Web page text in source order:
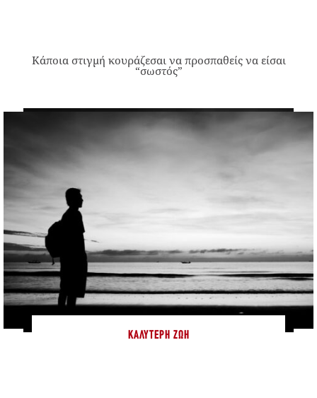
Κάποια στιγμή κουράζεσαι να προσπαθείς να είσαι
“σωστός”
ΚΑΛΎΤΕΡΗ ΖΩΉ